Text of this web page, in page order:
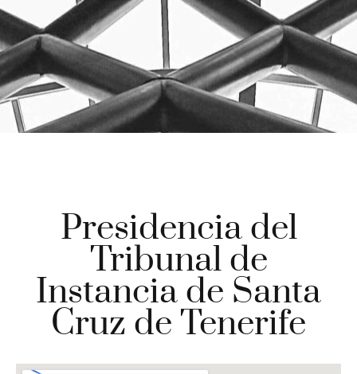
Presidencia del
Tribunal de
Instancia de Santa
Cruz de Tenerife